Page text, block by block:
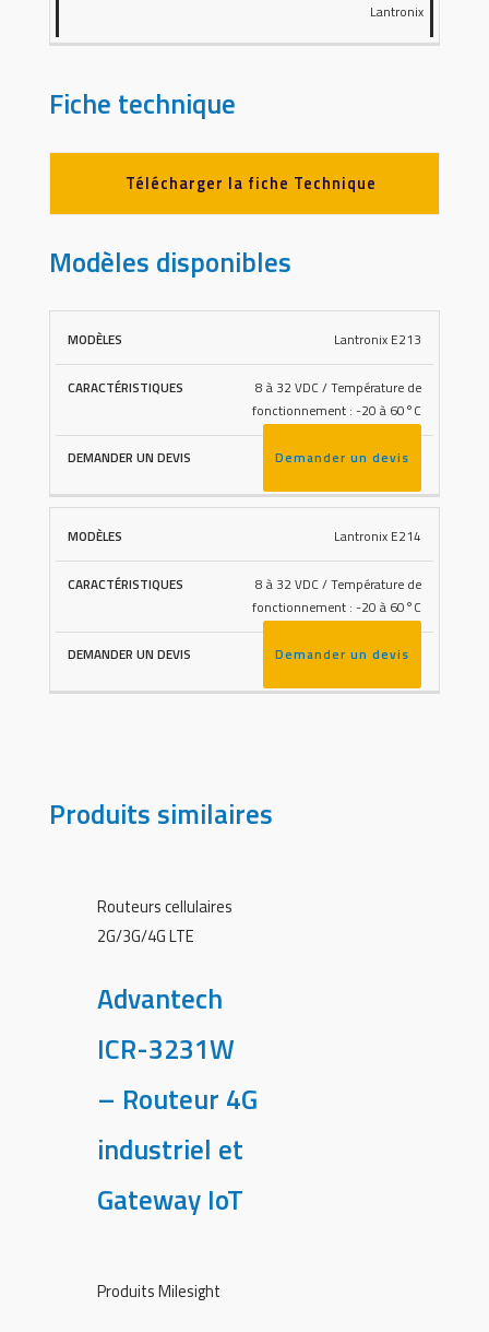
Lantronix
Fiche technique
Télécharger la fiche Technique
Modèles disponibles
DEMANDER
UN DEVIS
Lantronix E213
8 à 32 VDC / Température de
fonctionnement : -20 à 60°C
Demander un devis
Lantronix E214
8 à 32 VDC / Température de
fonctionnement : -20 à 60°C
Demander un devis
Produits similaires
Routeurs cellulaires
2G/3G/4G LTE
Advantech
ICR-3231W
– Routeur 4G
industriel et
Gateway IoT
Produits Milesight